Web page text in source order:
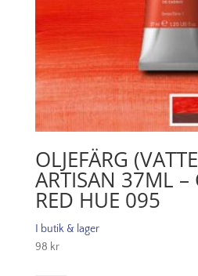
OLJEFÄRG
ARTISAN 37ML
RED HUE 095
I butik & lager
98 kr